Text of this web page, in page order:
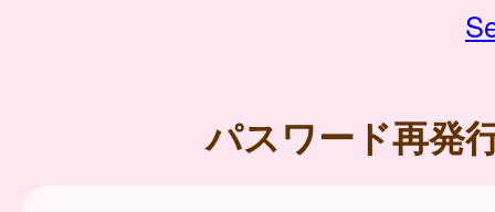
パスワード再発